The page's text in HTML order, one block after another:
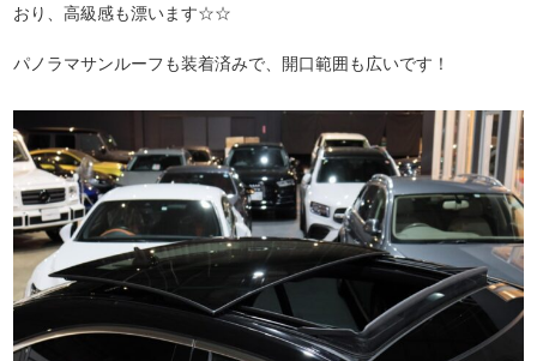
おり、高級感も漂います☆☆
パノラマサンルーフも装着済みで、開口範囲も広いです！